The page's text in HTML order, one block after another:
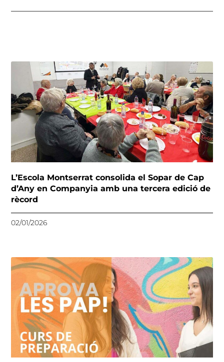
L’Escola Montserrat consolida el Sopar de Cap
d’Any en Companyia amb una tercera edició de
rècord
02/01/2026